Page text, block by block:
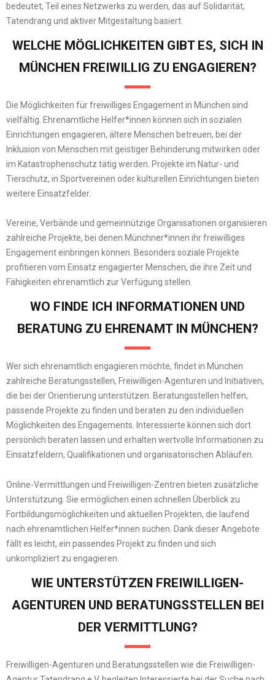
bedeutet, Teil eines Netzwerks zu werden, das auf Solidarität,
Tatendrang und aktiver Mitgestaltung basiert.
WELCHE MÖGLICHKEITEN GIBT ES, SICH IN
MÜNCHEN FREIWILLIG ZU ENGAGIEREN?
Die Möglichkeiten für freiwilliges Engagement in München sind
vielfältig. Ehrenamtliche Helfer*innen können sich in sozialen
Einrichtungen engagieren, ältere Menschen betreuen, bei der
Inklusion von Menschen mit geistiger Behinderung mitwirken oder
im Katastrophenschutz tätig werden. Projekte im Natur- und
Tierschutz, in Sportvereinen oder kulturellen Einrichtungen bieten
weitere Einsatzfelder.
Vereine, Verbände und gemeinnützige Organisationen organisieren
zahlreiche Projekte, bei denen Münchner*innen ihr freiwilliges
Engagement einbringen können. Besonders soziale Projekte
profitieren vom Einsatz engagierter Menschen, die ihre Zeit und
Fähigkeiten ehrenamtlich zur Verfügung stellen.
WO FINDE ICH INFORMATIONEN UND
BERATUNG ZU EHRENAMT IN MÜNCHEN?
Wer sich ehrenamtlich engagieren möchte, findet in München
zahlreiche Beratungsstellen, Freiwilligen-Agenturen und Initiativen,
die bei der Orientierung unterstützen. Beratungsstellen helfen,
passende Projekte zu finden und beraten zu den individuellen
Möglichkeiten des Engagements. Interessierte können sich dort
persönlich beraten lassen und erhalten wertvolle Informationen zu
Einsatzfeldern, Qualifikationen und organisatorischen Abläufen.
Online-Vermittlungen und Freiwilligen-Zentren bieten zusätzliche
Unterstützung. Sie ermöglichen einen schnellen Überblick zu
Fortbildungsmöglichkeiten und aktuellen Projekten, die laufend
nach ehrenamtlichen Helfer*innen suchen. Dank dieser Angebote
fällt es leicht, ein passendes Projekt zu finden und sich
unkompliziert zu engagieren.
WIE UNTERSTÜTZEN FREIWILLIGEN-
AGENTUREN UND BERATUNGSSTELLEN BEI
DER VERMITTLUNG?
Freiwilligen-Agenturen und Beratungsstellen wie die Freiwilligen-